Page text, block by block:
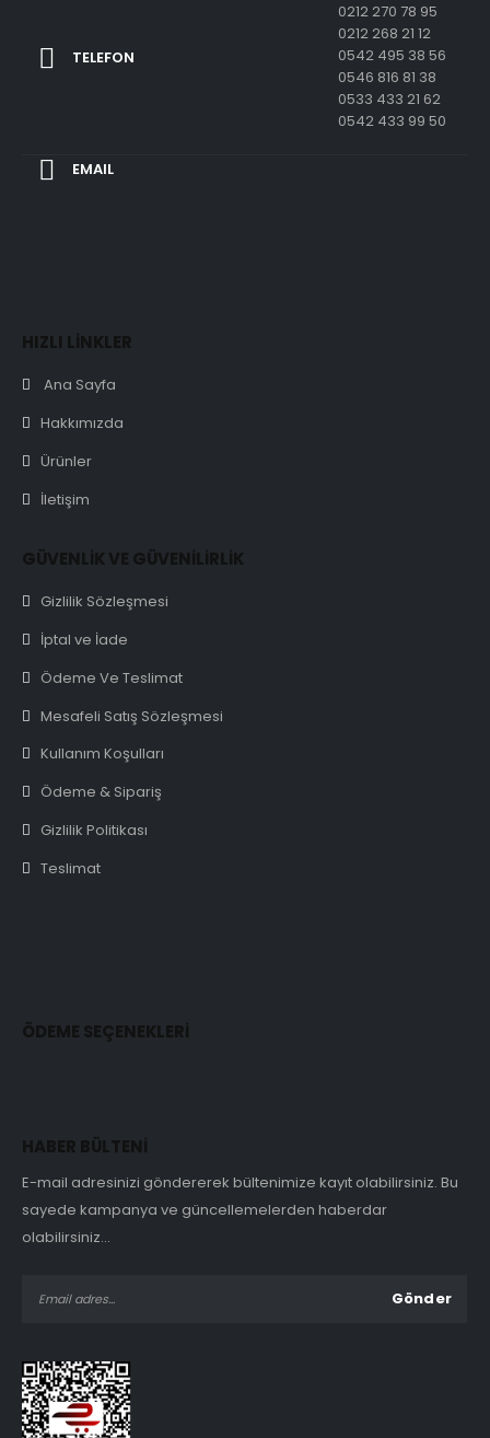
TELEFON
0212 270 78 95
0212 268 21 12
0542 495 38 56
0546 816 81 38
0533 433 21 62
0542 433 99 50
EMAIL
HIZLI LİNKLER
Ana Sayfa
Hakkımızda
Ürünler
İletişim
GÜVENLİK VE GÜVENİLİRLİK
Gizlilik Sözleşmesi
İptal ve İade
Ödeme Ve Teslimat
Mesafeli Satış Sözleşmesi
Kullanım Koşulları
Ödeme & Sipariş
Gizlilik Politikası
Teslimat
ÖDEME SEÇENEKLERİ
HABER BÜLTENİ
E-mail adresinizi göndererek bültenimize kayıt olabilirsiniz. Bu
sayede kampanya ve güncellemelerden haberdar
olabilirsiniz...